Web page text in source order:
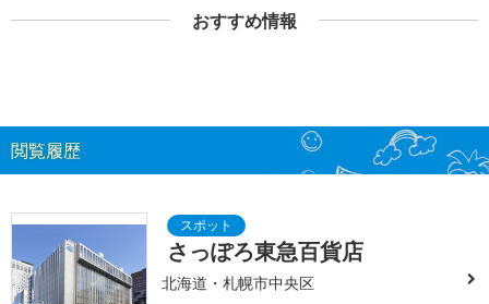
おすすめ情報
閲覧履歴
さっぽろ東急百貨店
北海道・札幌市中央区